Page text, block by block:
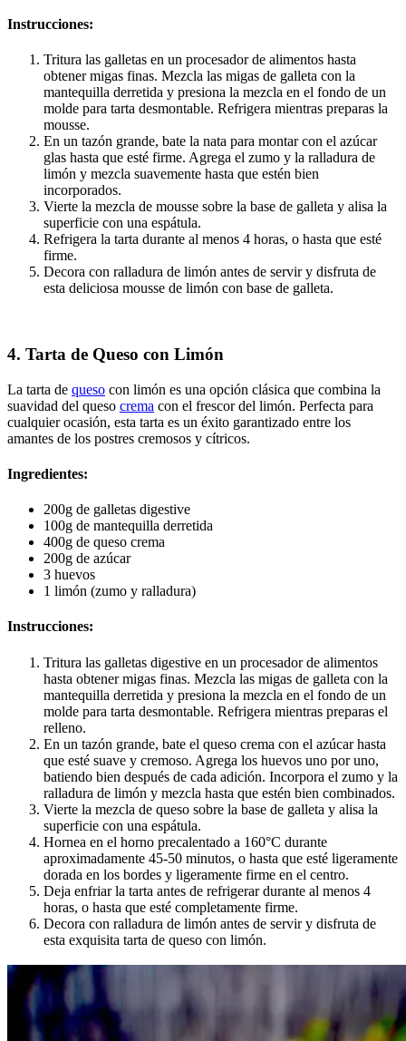
Instrucciones:
Tritura las galletas en un procesador de alimentos hasta
obtener migas finas. Mezcla las migas de galleta con la
mantequilla derretida y presiona la mezcla en el fondo de un
molde para tarta desmontable. Refrigera mientras preparas la
mousse.
En un tazón grande, bate la nata para montar con el azúcar
glas hasta que esté firme. Agrega el zumo y la ralladura de
limón y mezcla suavemente hasta que estén bien
incorporados.
Vierte la mezcla de mousse sobre la base de galleta y alisa la
superficie con una espátula.
Refrigera la tarta durante al menos 4 horas, o hasta que esté
firme.
Decora con ralladura de limón antes de servir y disfruta de
esta deliciosa mousse de limón con base de galleta.
4. Tarta de Queso con Limón
La tarta de queso con limón es una opción clásica que combina la
suavidad del queso crema con el frescor del limón. Perfecta para
cualquier ocasión, esta tarta es un éxito garantizado entre los
amantes de los postres cremosos y cítricos.
Ingredientes:
200g de galletas digestive
100g de mantequilla derretida
400g de queso crema
200g de azúcar
3 huevos
1 limón (zumo y ralladura)
Instrucciones:
Tritura las galletas digestive en un procesador de alimentos
hasta obtener migas finas. Mezcla las migas de galleta con la
mantequilla derretida y presiona la mezcla en el fondo de un
molde para tarta desmontable. Refrigera mientras preparas el
relleno.
En un tazón grande, bate el queso crema con el azúcar hasta
que esté suave y cremoso. Agrega los huevos uno por uno,
batiendo bien después de cada adición. Incorpora el zumo y la
ralladura de limón y mezcla hasta que estén bien combinados.
Vierte la mezcla de queso sobre la base de galleta y alisa la
superficie con una espátula.
Hornea en el horno precalentado a 160°C durante
aproximadamente 45-50 minutos, o hasta que esté ligeramente
dorada en los bordes y ligeramente firme en el centro.
Deja enfriar la tarta antes de refrigerar durante al menos 4
horas, o hasta que esté completamente firme.
Decora con ralladura de limón antes de servir y disfruta de
esta exquisita tarta de queso con limón.